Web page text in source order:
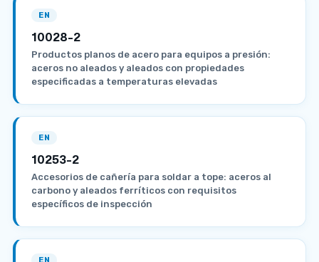
EN
10028-2
Productos planos de acero para equipos a presión:
aceros no aleados y aleados con propiedades
especificadas a temperaturas elevadas
EN
10253-2
Accesorios de cañería para soldar a tope: aceros al
carbono y aleados ferríticos con requisitos
específicos de inspección
EN